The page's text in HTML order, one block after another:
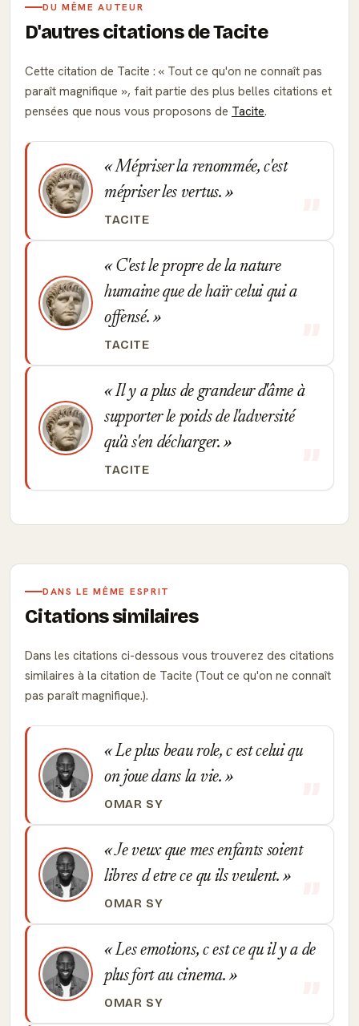
DU MÊME AUTEUR
D'autres citations de Tacite
Cette citation de Tacite :
Tout ce qu'on ne connaît pas
paraît magnifique
, fait partie des plus belles citations et
pensées que nous vous proposons de Tacite.
Mépriser la renommée, c'est
mépriser les vertus.
TACITE
C'est le propre de la nature
humaine que de haïr celui qui a
offensé.
TACITE
Il y a plus de grandeur d'âme à
supporter le poids de l'adversité
qu'à s'en décharger.
TACITE
DANS LE MÊME ESPRIT
Citations similaires
Dans les citations ci-dessous vous trouverez des citations
similaires à la citation de Tacite (Tout ce qu'on ne connaît
pas paraît magnifique.).
Le plus beau role, c est celui qu
on joue dans la vie.
OMAR SY
Je veux que mes enfants soient
libres d etre ce qu ils veulent.
OMAR SY
Les emotions, c est ce qu il y a de
plus fort au cinema.
OMAR SY